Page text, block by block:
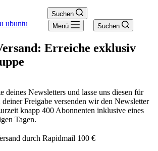
Suchen
Menü
Suchen
Erreiche exklusiv
deines Newsletters und lasse uns diesen für
Freigabe versenden wir den Newsletter
knapp 400 Abonnenten inklusive eines
Tagen.
durch Rapidmail 100 €